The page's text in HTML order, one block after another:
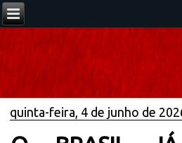
quinta-feira, 4 de junho de